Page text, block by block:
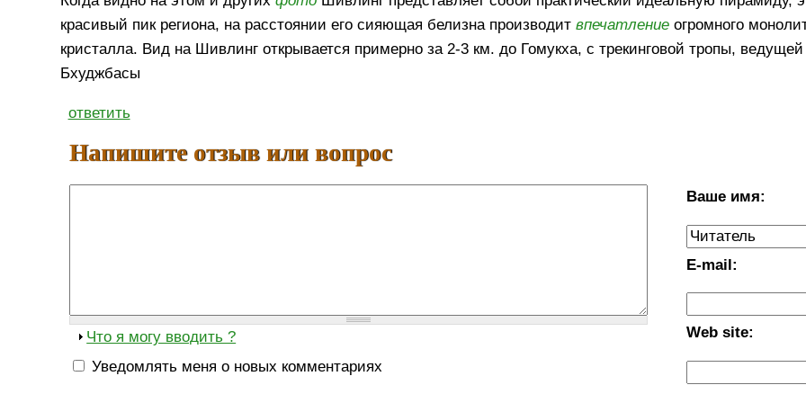
красивый пик региона, на расстоянии его сияющая белизна производитвпечатление огромного
кристалла. Вид на Шивлинг открывается примерно за 2-3 км. до Гомукха, с трекинговой тропы, ведущей
Бхуджбасы
ответить
Напишите отзыв или вопрос
Ваше имя:
E-mail:
Web site:
Что я могу вводить ?
Уведомлять меня о новых комментариях